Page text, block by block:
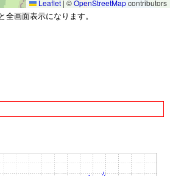
Leaflet | ©OpenStreetMapcontributors
全画面表示になります。